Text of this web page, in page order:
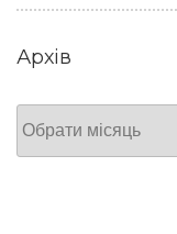
Архів
Архів